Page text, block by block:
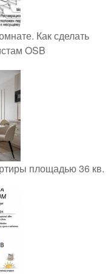
Как сделать
OSB
площадью 36 кв.